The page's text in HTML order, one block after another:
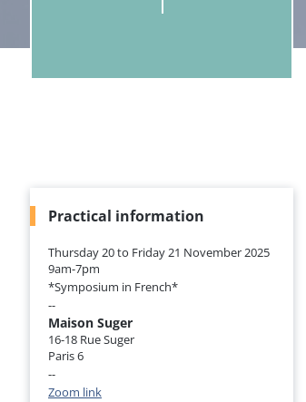
Practical information
Thursday 20 to Friday 21 November 2025
9am-7pm
*Symposium in French*
--
Maison Suger
16-18 Rue Suger
Paris 6
--
Zoom link